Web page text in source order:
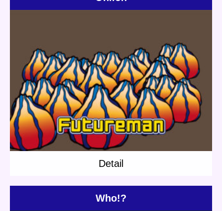
Update:2020.01.31
Category:Others Short story Caveman
Detail
Detail
Who!?